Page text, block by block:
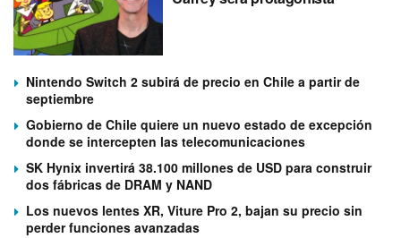
Nintendo Switch 2 subirá de precio en Chile a partir de
septiembre
Gobierno de Chile quiere un nuevo estado de excepción
donde se intercepten las telecomunicaciones
SK Hynix invertirá 38.100 millones de USD para construir
dos fábricas de DRAM y NAND
Los nuevos lentes XR, Viture Pro 2, bajan su precio sin
perder funciones avanzadas